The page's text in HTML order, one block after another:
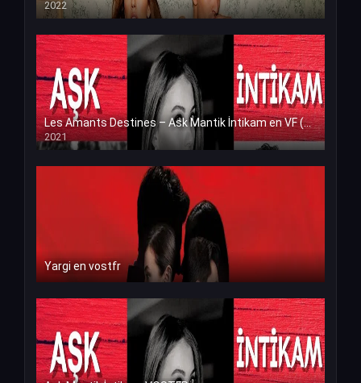
2022
Les Amants Destines – Ask Mantik İntikam en VF (Voix Francaise)
2021
Yargi en vostfr